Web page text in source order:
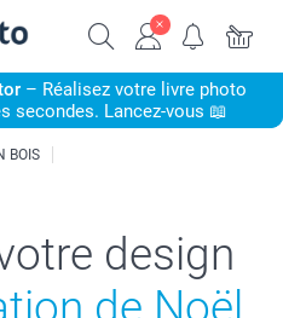
– Réalisez votre livre photo
secondes. Lancez-vous 📖
BOIS
design